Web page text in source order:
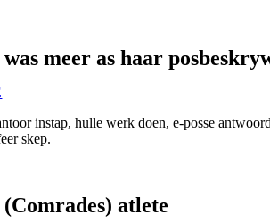
meer as haar
instap, hulle werk doen, e-posse
skep.
atlete